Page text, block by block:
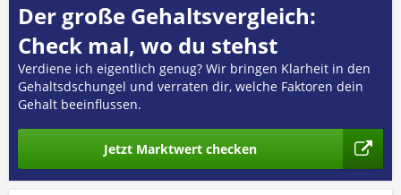
Der große Gehaltsvergleich:
Check mal, wo du stehst
Verdiene ich eigentlich genug? Wir bringen Klarheit in den
Gehaltsdschungel und verraten dir, welche Faktoren dein
Gehalt beeinflussen.
Jetzt Marktwert checken